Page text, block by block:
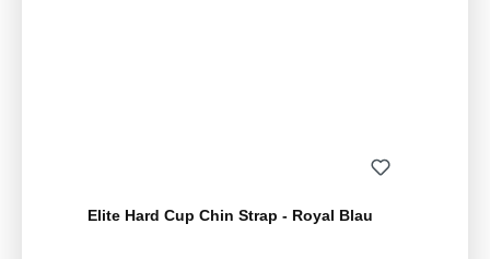
Elite Hard Cup Chin Strap - Royal Blau